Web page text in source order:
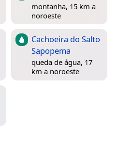
montanha, 15 km a
noroeste
Cachoeira do Salto
Sapopema
queda de água, 17
km a noroeste